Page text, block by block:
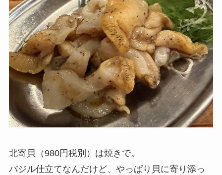
北寄貝（980円税別）は焼きで。
バジル仕立てなんだけど、やっぱり貝に寄り添っ